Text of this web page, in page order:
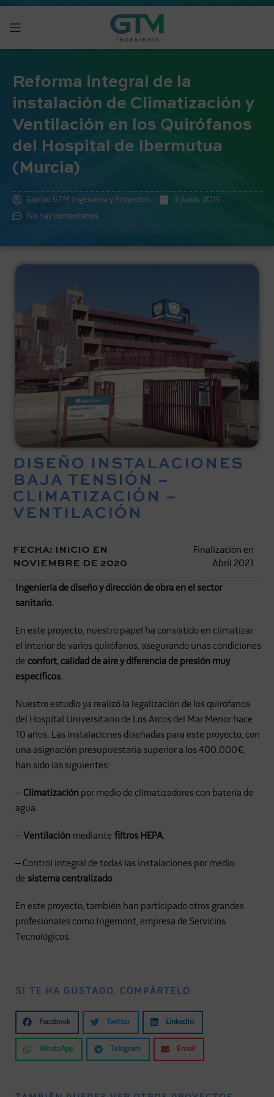
Reforma integral de la
instalación de Climatización y
Ventilación en los Quirófanos
del Hospital de Ibermutua
(Murcia)
Equipo GTM Ingeniería y Proyectos 3 junio, 2019
No hay comentarios
DISEÑO INSTALACIONES
BAJA TENSIÓN –
CLIMATIZACIÓN –
VENTILACIÓN
FECHA: INICIO EN
NOVIEMBRE DE 2020
Finalización en
Abril 2021
Ingeniería de diseño y dirección de obra en el sector
sanitario.
En este proyecto, nuestro papel ha consistido en climatizar
el interior de varios quirófanos, asegurando unas condiciones
de confort, calidad de aire y diferencia de presión muy
específicos.
Nuestro estudio ya realizó la legalización de los quirófanos
del Hospital Universitario de Los Arcos del Mar Menor hace
10 años. Las instalaciones diseñadas para este proyecto, con
una asignación presupuestaria superior a los 400.000€,
han sido las siguientes:
– Climatización por medio de climatizadores con batería de
agua.
–Ventilación mediantefiltros HEPA.
– Control integral de todas las instalaciones por medio
de sistema centralizado.
En este proyecto, también han participado otros grandes
profesionales como Ingemont, empresa de Servicios
Tecnológicos.
SI TE HA GUSTADO, COMPÁRTELO
Facebook Twitter LinkedIn
WhatsApp Telegram Email